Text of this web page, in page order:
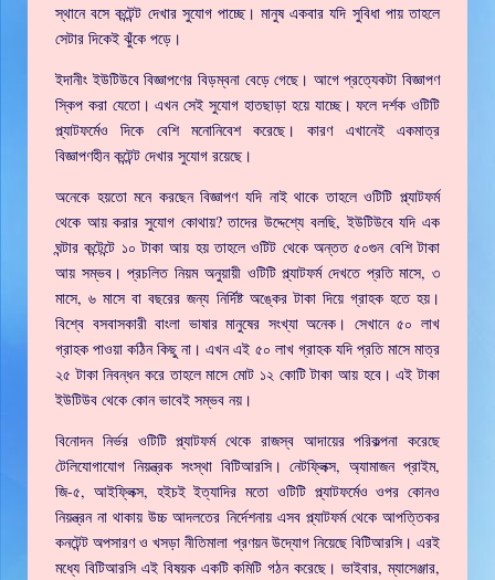
স্থানে বসে কন্টেন্ট দেখার সুযোগ পাচ্ছে। মানুষ একবার যদি সুবিধা পায় তাহলে
সেটার দিকেই ঝুঁকে পড়ে।
ইদানীং ইউটিউবে বিজ্ঞাপণের বিড়ম্বনা বেড়ে গেছে। আগে প্রত্যেকটা বিজ্ঞাপণ
স্কিপ করা যেতো। এখন সেই সুযোগ হাতছাড়া হয়ে যাচ্ছে। ফলে দর্শক ওটিটি
প্ল্যাটফর্মেও দিকে বেশি মনোনিবেশ করেছে। কারণ এখানেই একমাত্র
বিজ্ঞাপণহীন কন্টেন্ট দেখার সুযোগ রয়েছে।
অনেকে হয়তো মনে করছেন বিজ্ঞাপণ যদি নাই থাকে তাহলে ওটিটি প্ল্যাটফর্ম
থেকে আয় করার সুযোগ কোথায়? তাদের উদ্দেশ্যে বলছি, ইউটিউবে যদি এক
ঘন্টার কন্টেন্টে ১০ টাকা আয় হয় তাহলে ওটিট থেকে অন্তত ৫০গুন বেশি টাকা
আয় সম্ভব। প্রচলিত নিয়ম অনুয়ায়ী ওটিটি প্ল্যাটফর্ম দেখতে প্রতি মাসে, ৩
মাসে, ৬ মাসে বা বছরের জন্য নির্দিষ্ট অঙ্কের টাকা দিয়ে গ্রাহক হতে হয়।
বিশ্বে বসবাসকারী বাংলা ভাষার মানুষের সংখ্যা অনেক। সেখানে ৫০ লাখ
গ্রাহক পাওয়া কঠিন কিছু না। এখন এই ৫০ লাখ গ্রাহক যদি প্রতি মাসে মাত্র
২৫ টাকা নিবন্ধন করে তাহলে মাসে মোট ১২ কোটি টাকা আয় হবে। এই টাকা
ইউটিউব থেকে কোন ভাবেই সম্ভব নয়।
বিনোদন নির্ভর ওটিটি প্ল্যাটফর্ম থেকে রাজস্ব আদায়ের পরিকল্পনা করেছে
টেলিযোগাযোগ নিয়ন্ত্রক সংস্থা বিটিআরসি। নেটফ্লিক্স, অ্যামাজন প্রাইম,
জি-৫, আইফ্লিক্স, হইচই ইত্যাদির মতো ওটিটি প্ল্যাটফর্মেও ওপর কোনও
নিয়ন্ত্রন না থাকায় উচ্চ আদলতের নির্দেশনায় এসব প্ল্যাটফর্ম থেকে আপত্তিকর
কনটেন্ট অপসারণ ও খসড়া নীতিমালা প্রণয়ন উদ্যোগ নিয়েছে বিটিআরসি। এরই
মধ্যে বিটিআরসি এই বিষয়ক একটি কমিটি গঠন করেছে। ভাইবার, ম্যাসেঞ্জার,